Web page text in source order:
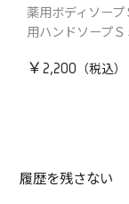
薬用ボディソープ
用ハンドソープ
￥2,200
履歴を残さない